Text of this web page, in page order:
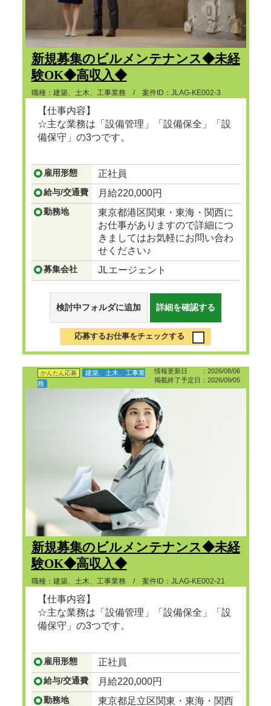
新規募集のビルメンテナンス◆未経
験OK◆高収入◆
職種：建築、土木、工事業務 / 案件ID：JLAG-KE002-3
【仕事内容】
☆主な業務は「設備管理」「設備保全」「設
備保守」の3つです。
...つづきを見る
雇用形態 正社員
給与/交通費 月給220,000円
勤務地
東京都港区関東・東海・関西に
お仕事がありますので詳細につ
きましてはお気軽にお問い合わ
せください♪
募集会社 JLエージェント
検討中フォルダに追加 詳細を確認する
応募するお仕事をチェックする
情報更新日 ：2026/08/06
掲載終了予定日：2026/09/05
かんたん応募
建築、土木、工事業
務
新規募集のビルメンテナンス◆未経
験OK◆高収入◆
職種：建築、土木、工事業務 / 案件ID：JLAG-KE002-21
【仕事内容】
☆主な業務は「設備管理」「設備保全」「設
備保守」の3つです。
...つづきを見る
雇用形態 正社員
給与/交通費 月給220,000円
勤務地 東京都足立区関東・東海・関西